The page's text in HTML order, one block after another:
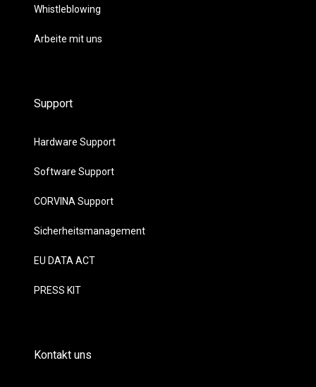
Whistleblowing
Arbeite mit uns
Support
Hardware Support
Software Support
CORVINA Support
Sicherheitsmanagement
EU DATA ACT
PRESS KIT
Kontakt uns